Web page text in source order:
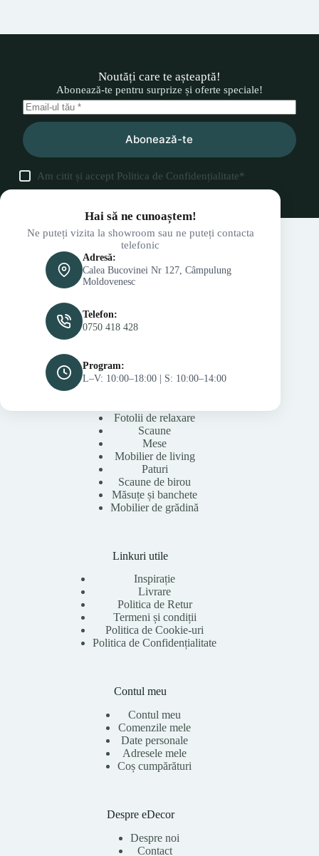
Noutăți care te așteaptă!
Abonează-te pentru surprize și oferte speciale!
Abonează-te
Am citit și accept Politica de Confidențialitate*
Hai să ne cunoaștem!
Ne puteți vizita la showroom sau ne puteți contacta
telefonic
Adresă:
Calea Bucovinei Nr 127, Câmpulung
Moldovenesc
Telefon:
0750 418 428
Program:
L–V: 10:00–18:00 | S: 10:00–14:00
Fotolii de relaxare
Scaune
Mese
Mobilier de living
Paturi
Scaune de birou
Măsuțe și banchete
Mobilier de grădină
Linkuri utile
Inspirație
Livrare
Politica de Retur
Termeni și condiții
Politica de Cookie-uri
Politica de Confidențialitate
Contul meu
Contul meu
Comenzile mele
Date personale
Adresele mele
Coș cumpărături
Despre eDecor
Despre noi
Contact